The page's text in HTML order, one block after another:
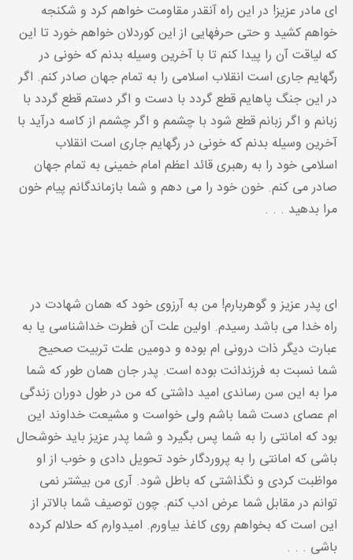
ای مادر عزیز! در این راه آنقدر مقاومت خواهم کرد و شکنجه
خواهم کشید و حتی حرفهایی از این کوردلان خواهم خورد تا این
که لیاقت آن را پیدا کنم تا با آخرین وسیله بدنم که خونی در
رگهایم جاری است انقلاب اسلامی را به تمام جهان صادر کنم. اگر
در این جنگ پاهایم قطع گردد با دست و اگر دستم قطع گردد با
زبانم و اگر زبانم قطع شود با چشمم و اگر چشمم از کاسه درآید با
آخرین وسیله بدنم که خونی در رگهایم جاری است انقلاب
اسلامی خود را به رهبری قائد اعظم امام خمینی به تمام جهان
صادر می کنم. خون خود را می دهم و شما بازماندگانم پیام خون
مرا بدهید . . .
ای پدر عزیز و گوهربارم! من به آرزوی خود که همان شهادت در
راه خدا می باشد رسیدم. اولین علت آن فطرت خداشناسی یا به
عبارت دیگر ذات درونی ام بوده و دومین علت تربیت صحیح
شما نسبت به فرزندانت بوده است. پدر جان همان طور که شما
مرا به این سن رساندی امید داشتی که من در طول دوران زندگی
ام عصای دست شما باشم ولی خواست و مشیعت خداوند این
بود که امانتی را به شما پس بگیرد و شما پدر عزیز باید خوشحال
باشی که امانتی را به پروردگار خود تحویل دادی و خوب از او
مواظبت کردی و نگذاشتی که باطل شود. آری من بیشتر نمی
توانم در مقابل شما عرض ادب کنم. چون توصیف شما بالاتر از
این است که بخواهم روی کاغذ بیاورم. امیدوارم که حلالم کرده
باشی . . .